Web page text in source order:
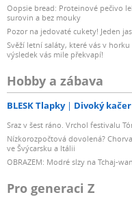
Oopsie bread: Proteinové pečivo
surovin a bez mouky
Pozor na jedovaté cukety! Jeden
Svěží letní saláty, které vás v
výsledek vás mile překvapí!
Hobby a zábava
BLESK Tlapky Divoký kačer
Sraz v šest ráno. Vrchol festivalu
Nízkorozpočtová dovolená?
ve Švýcarsku a Itálii
OBRAZEM: Modré slzy na Tchaj-
Pro generaci Z